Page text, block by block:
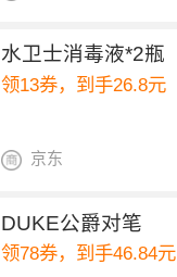
水卫士消毒液*2瓶
领13券，到手26.8元
京东
DUKE公爵对笔
领78券，到手46.84元